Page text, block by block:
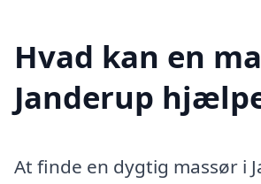
Hvad kan en
Janderup
At finde en dygtig massør i